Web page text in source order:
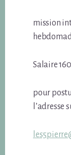
mission
Salaire
pour
l’adresse